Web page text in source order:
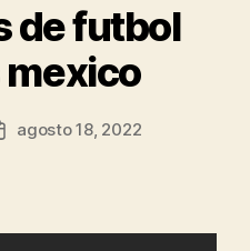
de futbol
agosto 18, 2022